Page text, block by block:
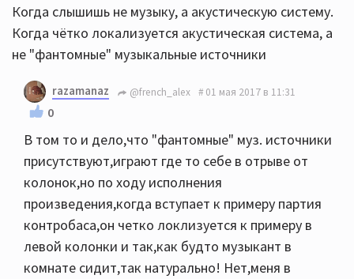
Когда слышишь не музыку, а акустическую систему.
Когда чётко локализуется акустическая система, а
не "фантомные" музыкальные источники
razamanaz @french_alex 01 мая 2017 в 11:31
0
В том то и дело,что "фантомные" муз. источники
присутствуют,играют где то себе в отрыве от
колонок,но по ходу исполнения
произведения,когда вступает к примеру партия
контробаса,он четко локлизуется к примеру в
левой колонки и так,как будто музыкант в
комнате сидит,так натурально! Нет,меня в